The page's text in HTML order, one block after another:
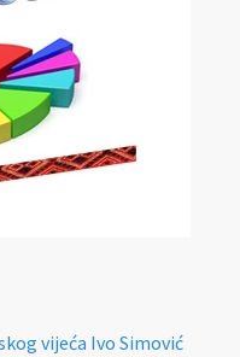
vijeća Ivo Simović